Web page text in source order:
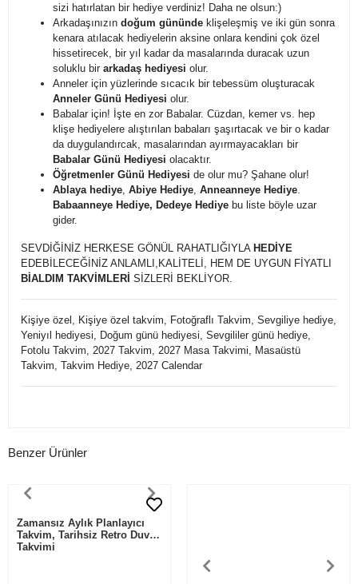
sizi hatırlatan bir hediye verdiniz! Daha ne olsun:)
Arkadaşınızın doğum gününde klişeleşmiş ve iki gün sonra
kenara atılacak hediyelerin aksine onlara kendini çok özel
hissetirecek, bir yıl kadar da masalarında duracak uzun
soluklu bir arkadaş hediyesi olur.
Anneler için yüzlerinde sıcacık bir tebessüm oluşturacak
Anneler Günü Hediyesi olur.
Babalar için! İşte en zor Babalar. Cüzdan, kemer vs. hep
klişe hediyelere alıştırılan babaları şaşırtacak ve bir o kadar
da duygulandırcak, masalarından ayırmayacakları bir
Babalar Günü Hediyesi olacaktır.
Öğretmenler Günü Hediyesi de olur mu? Şahane olur!
Ablaya hediye, Abiye Hediye, Anneanneye Hediye.
Babaanneye Hediye, Dedeye Hediye bu liste böyle uzar
gider.
SEVDİĞİNİZ HERKESE GÖNÜL RAHATLIĞIYLA HEDİYE
EDEBİLECEĞİNİZ ANLAMLI,KALİTELİ, HEM DE UYGUN FİYATLI
BİALDIM TAKVİMLERİ SİZLERİ BEKLİYOR.
Kişiye özel, Kişiye özel takvim, Fotoğraflı Takvim, Sevgiliye hediye,
Yeniyıl hediyesi, Doğum günü hediyesi, Sevgililer günü hediye,
Fotolu Takvim, 2027 Takvim, 2027 Masa Takvimi, Masaüstü
Takvim, Takvim Hediye, 2027 Calendar
Benzer Ürünler
Zamansız Aylık Planlayıcı
Takvim, Tarihsiz Retro Duvar
Takvimi
Ağustos 2027 | Sonraki Ay
Önizlemeli